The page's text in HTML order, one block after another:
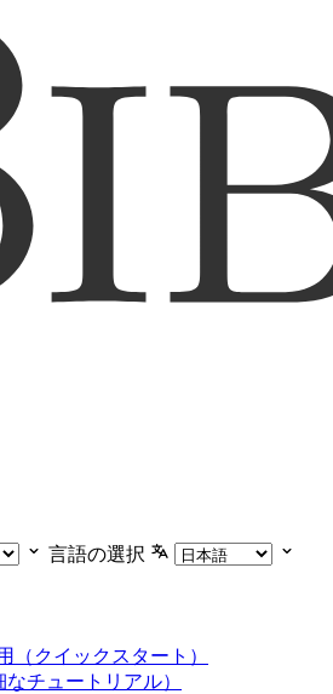
言語の選択
（クイックスタート）
チュートリアル）